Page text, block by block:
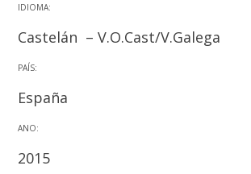
IDIOMA:
Castelán –V.O.Cast/V.Galega
PAÍS:
España
ANO:
2015